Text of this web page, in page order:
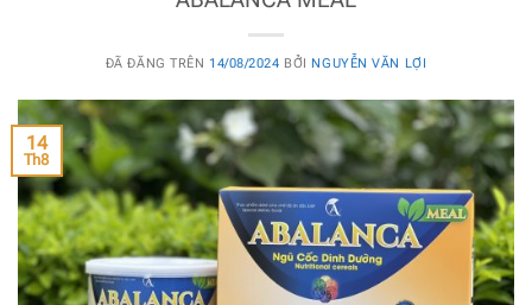
ĐÃ ĐĂNG TRÊN 14/08/2024 BỞI NGUYỄN VĂN LỢI
14
Th8